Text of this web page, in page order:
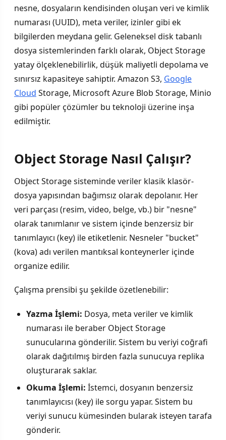
nesne, dosyaların kendisinden oluşan veri ve kimlik
numarası (UUID), meta veriler, izinler gibi ek
bilgilerden meydana gelir. Geleneksel disk tabanlı
dosya sistemlerinden farklı olarak, Object Storage
yatay ölçeklenebilirlik, düşük maliyetli depolama ve
sınırsız kapasiteye sahiptir. Amazon S3, Google
Cloud Storage, Microsoft Azure Blob Storage, Minio
gibi popüler çözümler bu teknoloji üzerine inşa
edilmiştir.
Object Storage Nasıl Çalışır?
Object Storage sisteminde veriler klasik klasör-
dosya yapısından bağımsız olarak depolanır. Her
veri parçası (resim, video, belge, vb.) bir "nesne"
olarak tanımlanır ve sistem içinde benzersiz bir
tanımlayıcı (key) ile etiketlenir. Nesneler "bucket"
(kova) adı verilen mantıksal konteynerler içinde
organize edilir.
Çalışma prensibi şu şekilde özetlenebilir:
Yazma İşlemi: Dosya, meta veriler ve kimlik
numarası ile beraber Object Storage
sunucularına gönderilir. Sistem bu veriyi coğrafi
olarak dağıtılmış birden fazla sunucuya replika
oluşturarak saklar.
Okuma İşlemi: İstemci, dosyanın benzersiz
tanımlayıcısı (key) ile sorgu yapar. Sistem bu
veriyi sunucu kümesinden bularak isteyen tarafa
gönderir.